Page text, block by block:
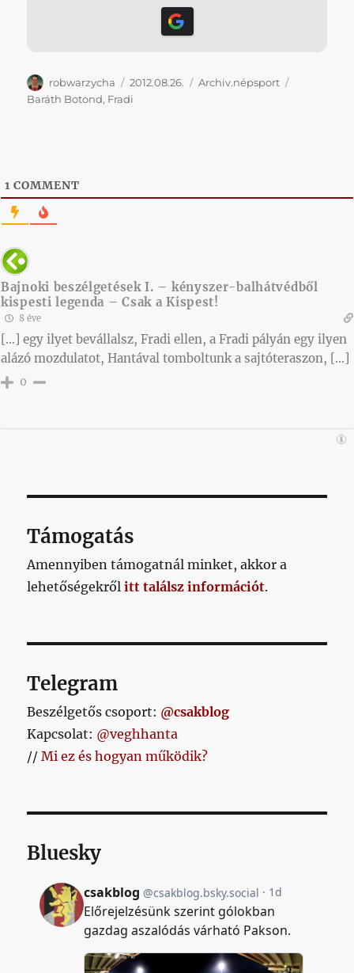
Szerző
robwarzycha Közzétéve
2012.08.26. Kategória
Archiv.népsport
Baráth Botond, Fradi
1 COMMENT
Bajnoki beszélgetések I. – kényszer-balhátvédből
kispesti legenda – Csak a Kispest!
8 éve
[…] egy ilyet bevállalsz, Fradi ellen, a Fradi pályán egy ilyen
alázó mozdulatot, Hantával tomboltunk a sajtóteraszon, […]
0
Támogatás
Amennyiben támogatnál minket, akkor a
lehetőségekrőlitt találsz információt.
Telegram
Beszélgetős csoport: @csakblog
Kapcsolat: @veghhanta
//Mi ez és hogyan működik?
Bluesky